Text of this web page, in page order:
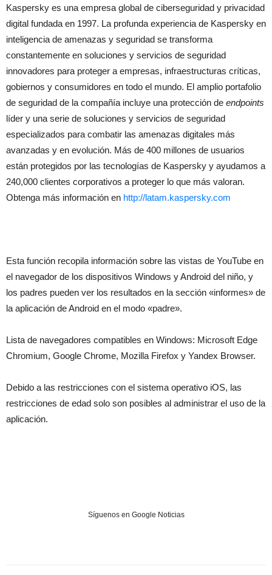
Kaspersky es una empresa global de ciberseguridad y privacidad
digital fundada en 1997. La profunda experiencia de Kaspersky en
inteligencia de amenazas y seguridad se transforma
constantemente en soluciones y servicios de seguridad
innovadores para proteger a empresas, infraestructuras críticas,
gobiernos y consumidores en todo el mundo. El amplio portafolio
de seguridad de la compañía incluye una protección de endpoints
líder y una serie de soluciones y servicios de seguridad
especializados para combatir las amenazas digitales más
avanzadas y en evolución. Más de 400 millones de usuarios
están protegidos por las tecnologías de Kaspersky y ayudamos a
240,000 clientes corporativos a proteger lo que más valoran.
Obtenga más información en http://latam.kaspersky.com
Esta función recopila información sobre las vistas de YouTube en
el navegador de los dispositivos Windows y Android del niño, y
los padres pueden ver los resultados en la sección «informes» de
la aplicación de Android en el modo «padre».
Lista de navegadores compatibles en Windows: Microsoft Edge
Chromium, Google Chrome, Mozilla Firefox y Yandex Browser.
Debido a las restricciones con el sistema operativo iOS, las
restricciones de edad solo son posibles al administrar el uso de la
aplicación.
Síguenos en Google Noticias